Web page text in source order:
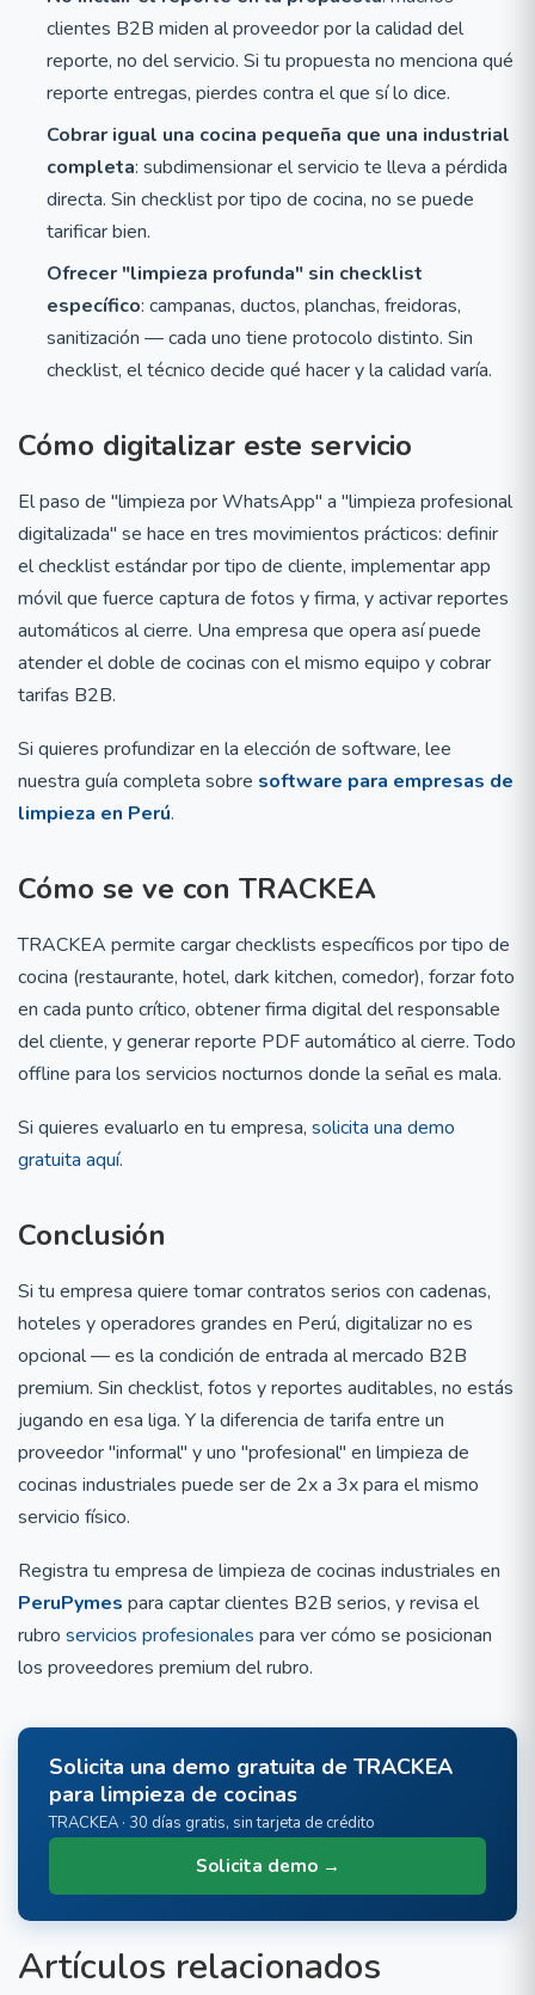
clientes B2B miden al proveedor por la calidad del
reporte, no del servicio. Si tu propuesta no menciona qué
reporte entregas, pierdes contra el que sí lo dice.
Cobrar igual una cocina pequeña que una industrial
completa: subdimensionar el servicio te lleva a pérdida
directa. Sin checklist por tipo de cocina, no se puede
tarificar bien.
Ofrecer "limpieza profunda" sin checklist
específico: campanas, ductos, planchas, freidoras,
sanitización — cada uno tiene protocolo distinto. Sin
checklist, el técnico decide qué hacer y la calidad varía.
Cómo digitalizar este servicio
El paso de "limpieza por WhatsApp" a "limpieza profesional
digitalizada" se hace en tres movimientos prácticos: definir
el checklist estándar por tipo de cliente, implementar app
móvil que fuerce captura de fotos y firma, y activar reportes
automáticos al cierre. Una empresa que opera así puede
atender el doble de cocinas con el mismo equipo y cobrar
tarifas B2B.
Si quieres profundizar en la elección de software, lee
nuestra guía completa sobre software para empresas de
limpieza en Perú.
Cómo se ve con TRACKEA
TRACKEA permite cargar checklists específicos por tipo de
cocina (restaurante, hotel, dark kitchen, comedor), forzar foto
en cada punto crítico, obtener firma digital del responsable
del cliente, y generar reporte PDF automático al cierre. Todo
offline para los servicios nocturnos donde la señal es mala.
Si quieres evaluarlo en tu empresa, solicita una demo
gratuita aquí.
Conclusión
Si tu empresa quiere tomar contratos serios con cadenas,
hoteles y operadores grandes en Perú, digitalizar no es
opcional — es la condición de entrada al mercado B2B
premium. Sin checklist, fotos y reportes auditables, no estás
jugando en esa liga. Y la diferencia de tarifa entre un
proveedor "informal" y uno "profesional" en limpieza de
cocinas industriales puede ser de 2x a 3x para el mismo
servicio físico.
Registra tu empresa de limpieza de cocinas industriales en
PeruPymes para captar clientes B2B serios, y revisa el
rubro servicios profesionales para ver cómo se posicionan
los proveedores premium del rubro.
Solicita una demo gratuita de TRACKEA
para limpieza de cocinas
TRACKEA · 30 días gratis, sin tarjeta de crédito
Solicita demo →
Artículos relacionados